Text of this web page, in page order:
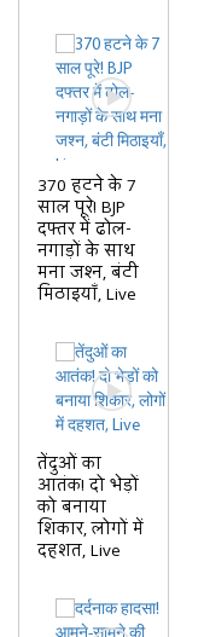
370 हटने के 7
साल पूरे! BJP
दफ्तर में ढोल-
नगाड़ों के साथ
मना जश्न, बंटी
मिठाइयाँ, Live
तेंदुओं का
आतंक! दो भेड़ों
को बनाया
शिकार, लोगों में
दहशत, Live